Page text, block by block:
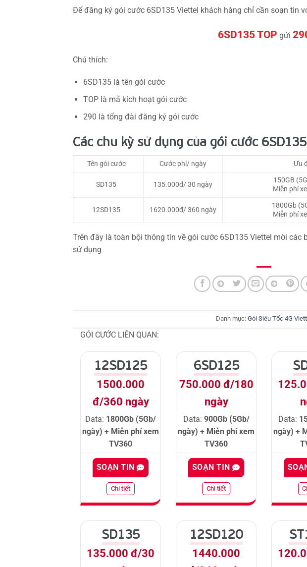
Để đăng ký gói cước 6SD135 Viettel khách hàng chỉ cần soạn tin
6SD135 TOP gửi
Chú thích:
6SD135 là tên gói cước
TOP là mã kích hoạt gói cước
290 là tổng đài đăng ký gói cước
Các chu kỳ sử dụng của gói cước
Tên gói cước Cước phí/ ngày Ưu
SD135 135.000đ/ 30 ngày
150GB
Miễn phí
12SD135 1620.000đ/ 360 ngày
1800Gb
Miễn phí
Trên đây là toàn bội thông tin về gói cước 6SD135 Viettel mời các
sử dụng
Danh mục:Gói Siêu Tốc 4G
GÓI CƯỚC LIÊN QUAN:
12SD125
1500.000
đ/360 ngày
Data: 1800Gb (5Gb/
ngày) + Miễn phí xem
TV360
SOẠN TIN
Chi tiết
6SD125
750.000 đ/180
ngày
Data: 900Gb (5Gb/
ngày) + Miễn phí xem
TV360
SOẠN TIN
Chi tiết
Data:
ngày) +
SD135
135.000 đ/30
12SD120
1440.000